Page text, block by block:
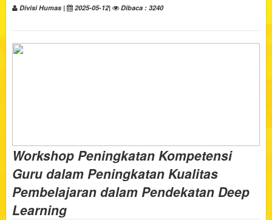
Divisi Humas | 2025-05-12| Dibaca : 3240
Workshop Peningkatan Kompetensi
Guru dalam Peningkatan Kualitas
Pembelajaran dalam Pendekatan Deep
Learning